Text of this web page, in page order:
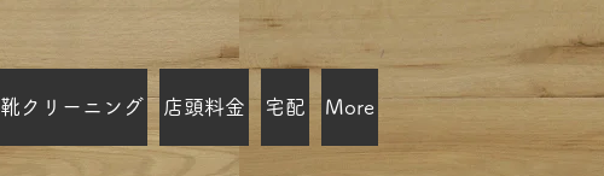
靴クリーニング 店頭料金 宅配 More